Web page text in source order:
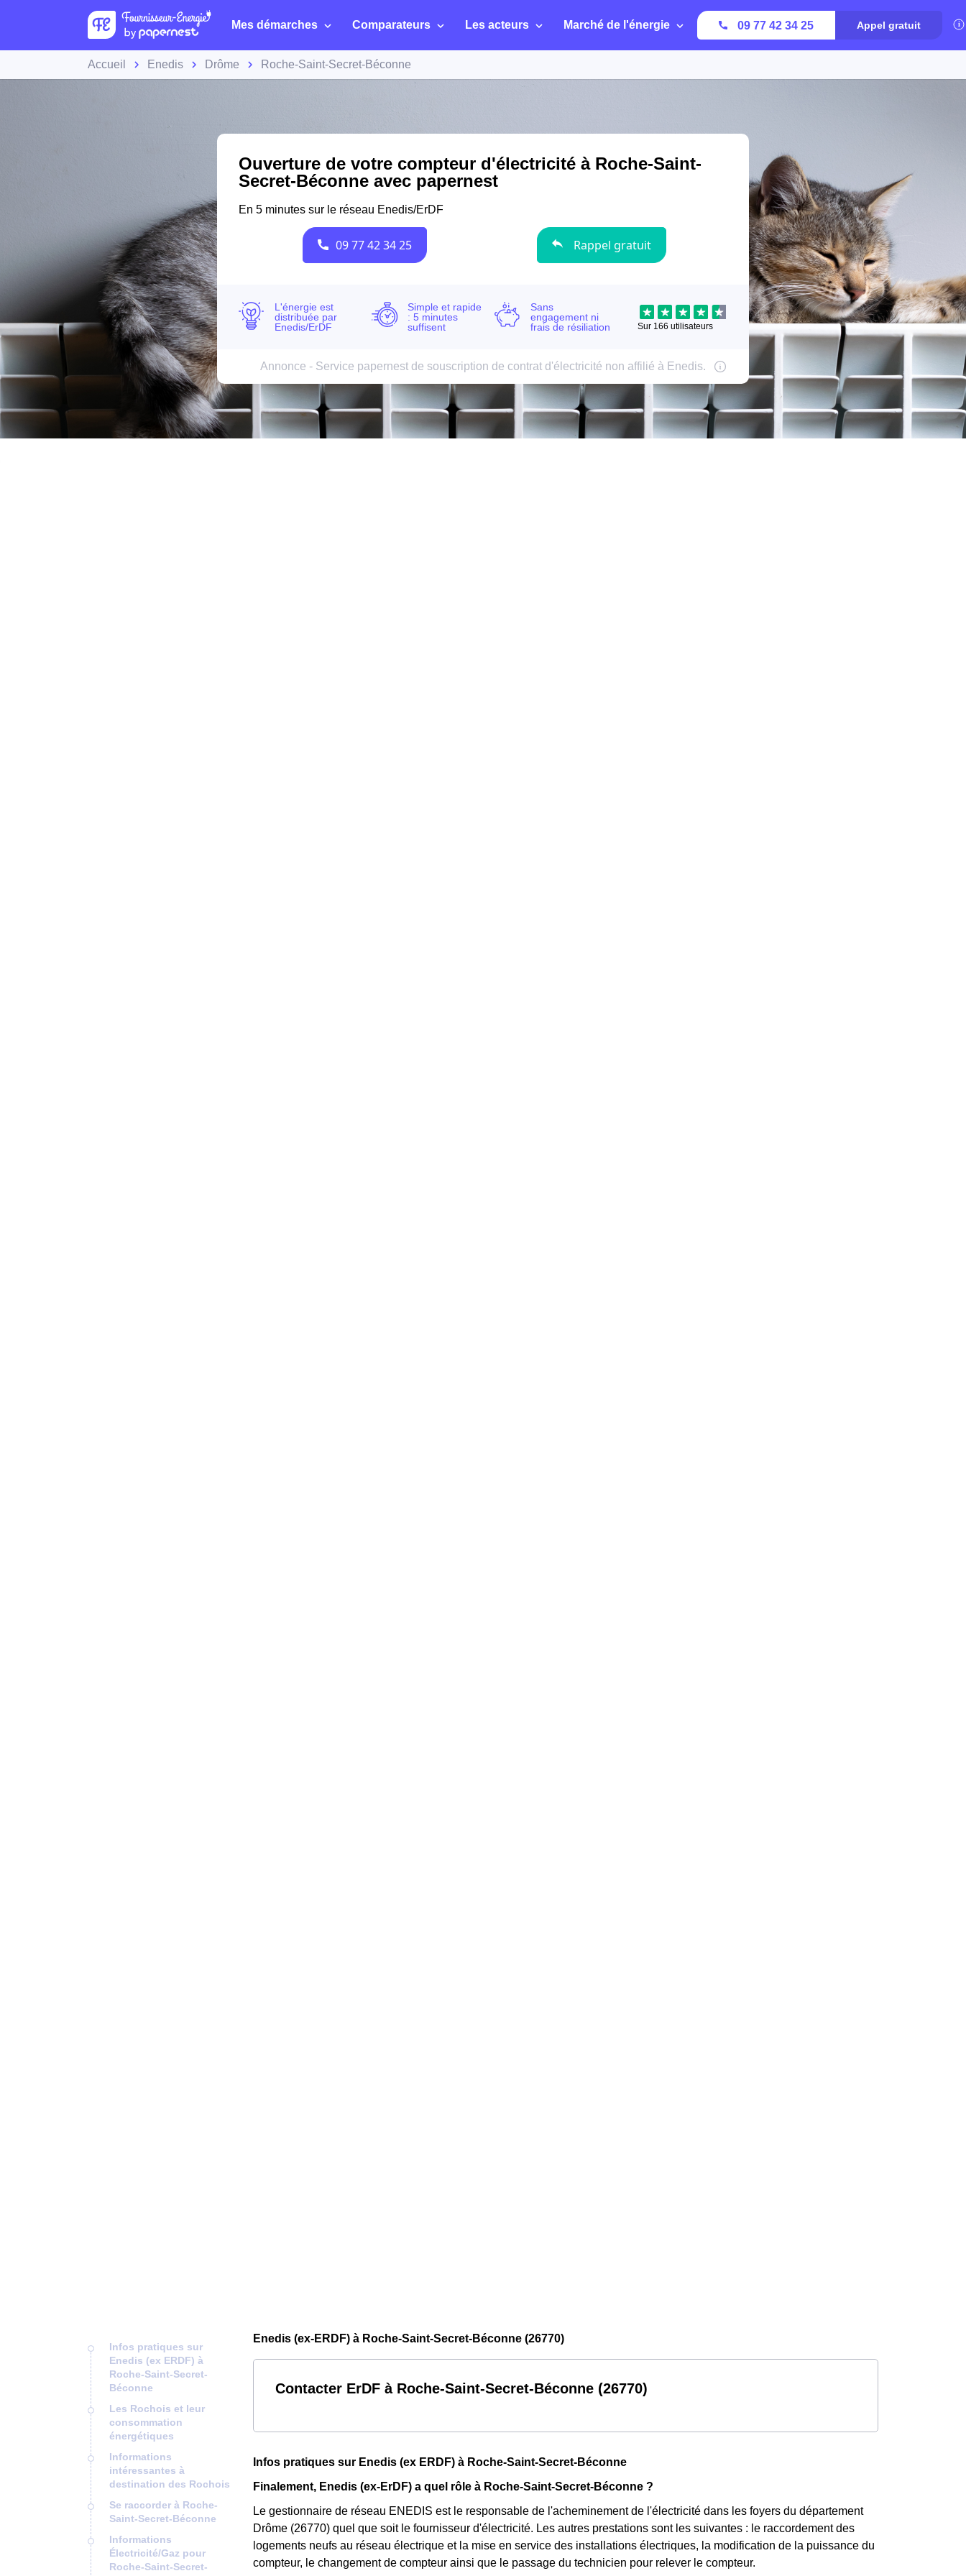
Mes démarches Comparateurs Les acteurs Marché de l'énergie 09 77 42 34 25 Appel gratuit
Accueil Enedis Drôme Roche-Saint-Secret-Béconne
Infos pratiques sur
Enedis (ex ERDF) à
Roche-Saint-Secret-
Béconne
Les Rochois et leur
consommation
énergétiques
Informations
intéressantes à
destination des Rochois
Se raccorder à Roche-
Saint-Secret-Béconne
Informations
Électricité/Gaz pour
Roche-Saint-Secret-
Enedis (ex-ERDF) à Roche-Saint-Secret-Béconne (26770)
Contacter ErDF à Roche-Saint-Secret-Béconne (26770)
Infos pratiques sur Enedis (ex ERDF) à Roche-Saint-Secret-Béconne
Finalement, Enedis (ex-ErDF) a quel rôle à Roche-Saint-Secret-Béconne ?
Le gestionnaire de réseau ENEDIS est le responsable de l'acheminement de l'électricité dans les foyers du département
Drôme (26770) quel que soit le fournisseur d'électricité. Les autres prestations sont les suivantes : le raccordement des
logements neufs au réseau électrique et la mise en service des installations électriques, la modification de la puissance du
compteur, le changement de compteur ainsi que le passage du technicien pour relever le compteur.